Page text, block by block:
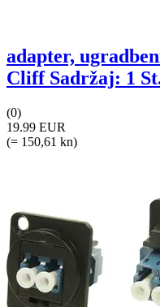
adapter,
Cliff Sadržaj: 1
(0)
19.99 EUR
(= 150,61 kn)